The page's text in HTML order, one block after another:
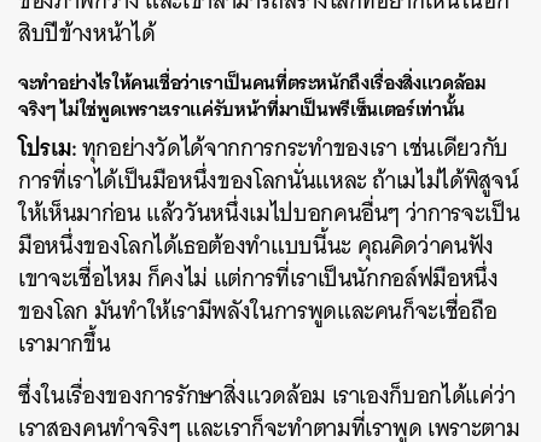
สิบปีข้างหน้าได้
จะทำอย่างไรให้คนเชื่อว่าเราเป็นคนที่ตระหนักถึงเรื่องสิ่งแวดล้อม
จริงๆ ไม่ใช่พูดเพราะเราแค่รับหน้าที่มาเป็นพรีเซ็นเตอร์เท่านั้น
โปรเม:ทุกอย่างวัดได้จากการกระทำของเรา เช่นเดียวกับ
การที่เราได้เป็นมือหนึ่งของโลกนั่นแหละ ถ้าเมไม่ได้พิสูจน์
ให้เห็นมาก่อน แล้ววันหนึ่งเมไปบอกคนอื่นๆ ว่าการจะเป็น
มือหนึ่งของโลกได้เธอต้องทำแบบนี้นะ คุณคิดว่าคนฟัง
เขาจะเชื่อไหม ก็คงไม่ แต่การที่เราเป็นนักกอล์ฟมือหนึ่ง
ของโลก มันทำให้เรามีพลังในการพูดและคนก็จะเชื่อถือ
เรามากขึ้น
ซึ่งในเรื่องของการรักษาสิ่งแวดล้อม เราเองก็บอกได้แค่ว่า
เราสองคนทำจริงๆ และเราก็จะทำตามที่เราพูด เพราะตาม